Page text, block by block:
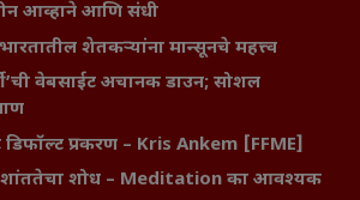
आव्हाने आणि संधी
शेतकऱ्यांना मान्सूनचे महत्त्व
वेबसाईट अचानक डाउन; सोशल
डिफॉल्ट प्रकरण – Kris Ankem [FFME]
शांततेचा शोध – Meditation का आवश्यक